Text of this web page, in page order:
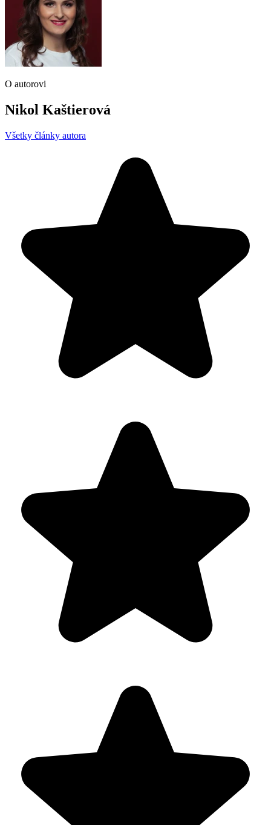
O autorovi
Nikol Kaštierová
Všetky články autora